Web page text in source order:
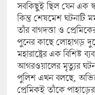
সবকিছুই ছিল যেন এক
কিন্তু শেষমেশ ঘটনাটি
তাঁর বাগদত্তা ও
পুনের কাছে লোহাগড়
মহারাষ্ট্রের এক বিশিষ্ট
আগরওয়ালের মৃত্যুর
পুলিশ এখন বলছে,
প্রেমিকই তাঁকে